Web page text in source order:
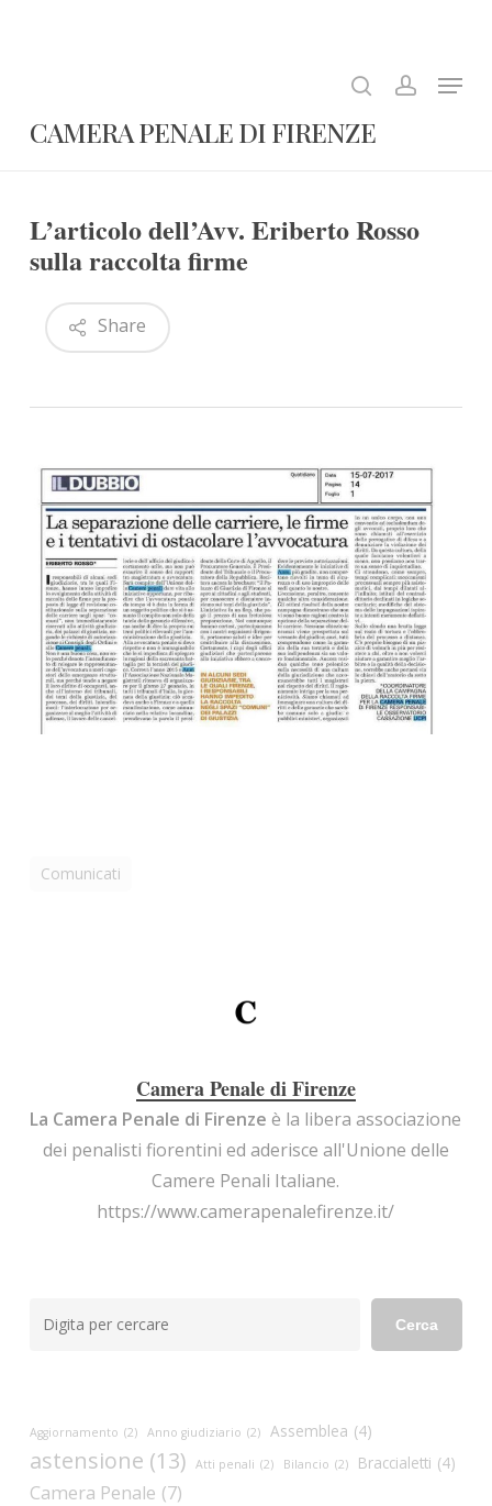
CAMERA PENALE DI FIRENZE
Menu
L’articolo dell’Avv. Eriberto Rosso
sulla raccolta firme
Share
Comunicati
Camera Penale di Firenze
La Camera Penale di Firenze è la libera associazione
dei penalisti fiorentini ed aderisce all'Unione delle
Camere Penali Italiane.
https://www.camerapenalefirenze.it/
Cerca
Aggiornamento (2) Anno giudiziario (2) Assemblea (4)
astensione (13) Atti penali (2) Bilancio (2) Braccialetti (4)
Camera Penale (7)
Menu